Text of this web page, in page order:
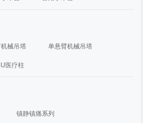
械吊塔 单悬臂机械吊塔
医疗柱
镇静镇痛系列